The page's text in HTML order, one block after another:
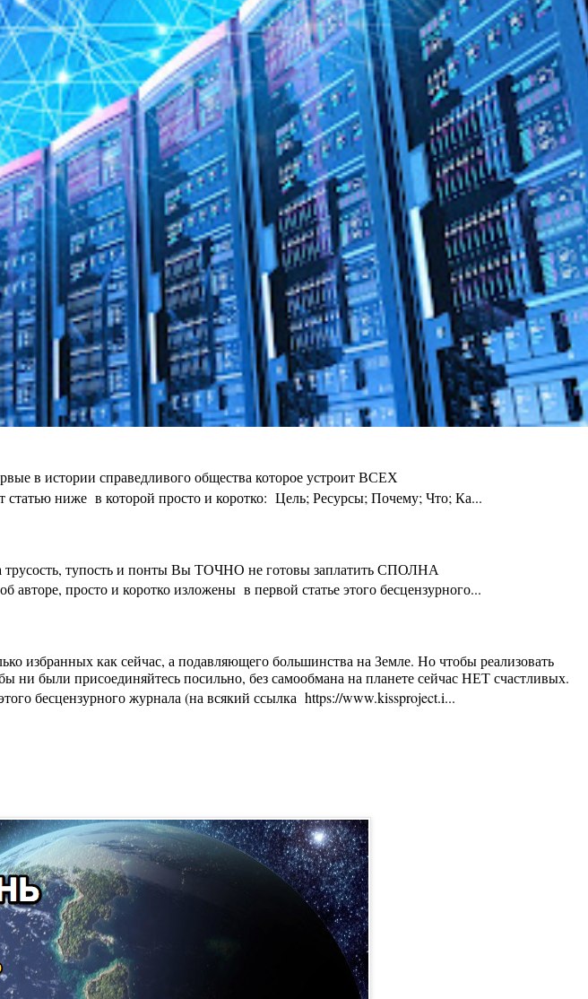
в истории справедливого общества которое устроит ВСЕХ
статью ниже в которой просто и коротко: Цель; Ресурсы; Почему; Что; Ка...
тупость и понты Вы ТОЧНО не готовы заплатить СПОЛНА
просто и коротко изложены в первой статье этого бесцензурного...
избранных как сейчас, а подавляющего большинства на Земле. Но чтобы реализовать
были присоединяйтесь посильно, без самообмана на планете сейчас НЕТ счастливых.
бесцензурного журнала (на всякий ссылка https://www.kissproject.i...